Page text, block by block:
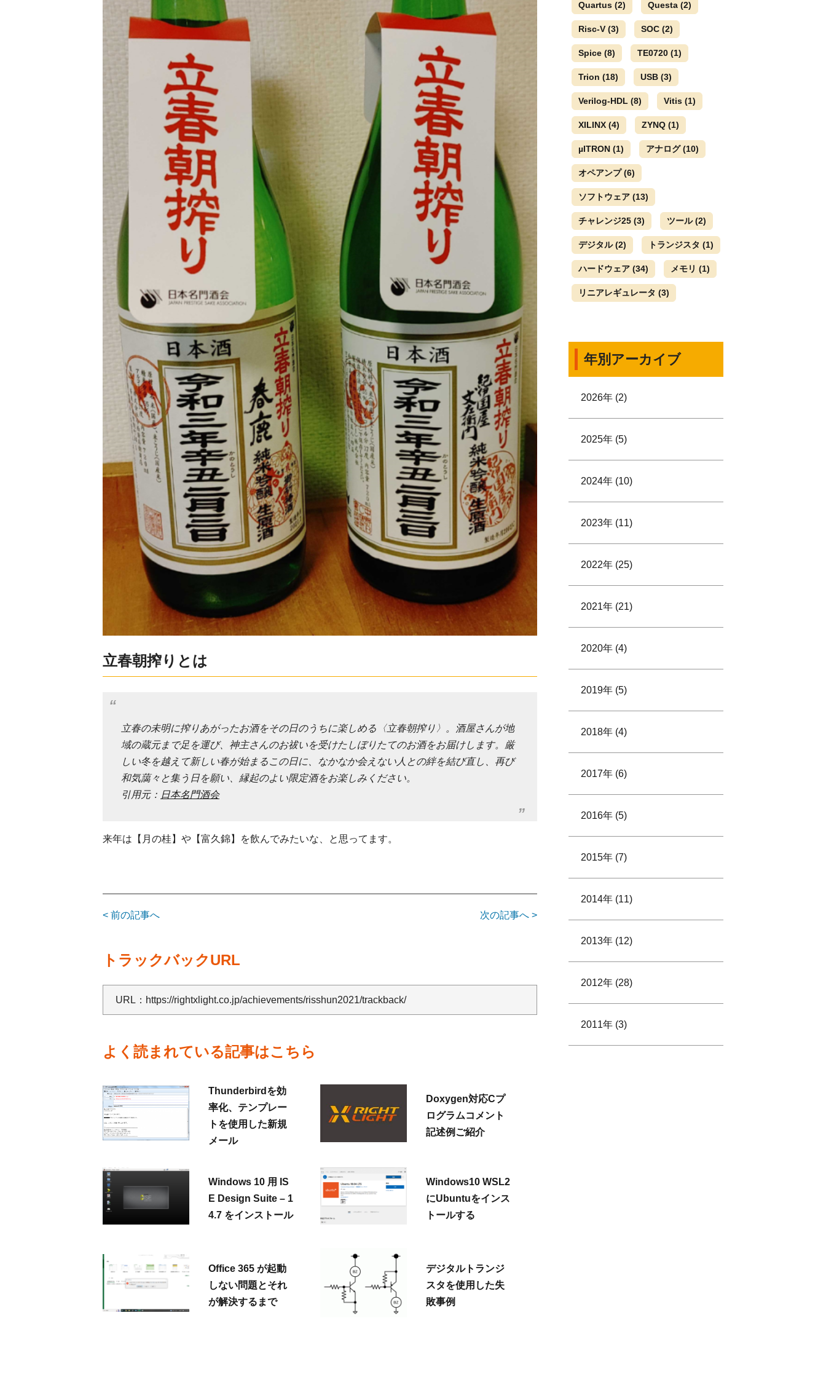
立春朝搾りとは
立春の未明に搾りあがったお酒をその日のうちに楽しめる〈立春朝搾り〉。酒屋さんが地
域の蔵元まで足を運び、神主さんのお祓いを受けたしぼりたてのお酒をお届けします。厳
しい冬を越えて新しい春が始まるこの日に、なかなか会えない人との絆を結び直し、再び
和気藹々と集う日を願い、縁起のよい限定酒をお楽しみください。
引用元： 日本名門酒会
来年は【月の桂】や【富久錦】を飲んでみたいな、と思ってます。
< 前の記事へ 次の記事へ >
トラックバックURL
URL： https://rightxlight.co.jp/achievements/risshun2021/trackback/
よく読まれている記事はこちら
Thunderbirdを効
率化、テンプレー
トを使用した新規
メール
Doxygen対応Cプ
ログラムコメント
記述例ご紹介
Windows 10 用 IS
E Design Suite – 1
4.7 をインストール
Windows10 WSL2
にUbuntuをインス
トールする
Office 365 が起動
しない問題とそれ
が解決するまで
デジタルトランジ
スタを使用した失
敗事例
Quartus(2) Questa(2)
Risc-V(3) SOC(2)
Spice(8) TE0720(1)
Trion (18) USB(3)
Verilog-HDL(8) Vitis(1)
XILINX(4) ZYNQ(1)
µITRON(1) アナログ(10)
オペアンプ(6)
ソフトウェア(13)
チャレンジ25(3) ツール(2)
デジタル(2) トランジスタ (1)
ハードウェア(34) メモリ (1)
リニアレギュレータ (3)
年別アーカイブ
2026年 (2)
2025年 (5)
2024年 (10)
2023年 (11)
2022年 (25)
2021年 (21)
2020年 (4)
2019年 (5)
2018年 (4)
2017年 (6)
2016年 (5)
2015年 (7)
2014年 (11)
2013年 (12)
2012年 (28)
2011年 (3)